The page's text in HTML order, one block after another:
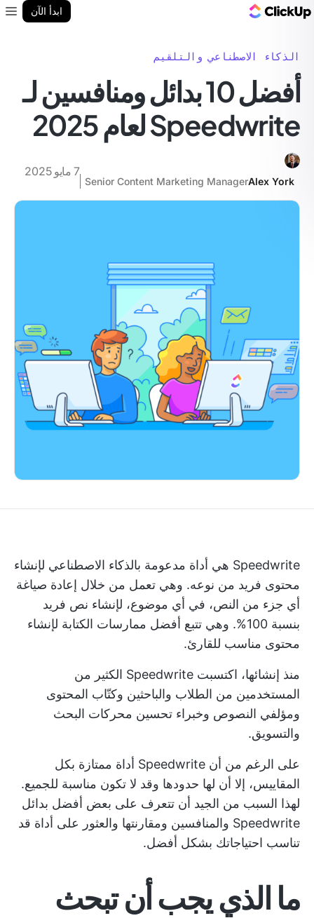
ابدأ الآن
الذكاء الاصطناعي والتلقيم
أفضل 10 بدائل ومنافسين لـ
Speedwrite لعام 2025
Alex York
Senior Content Marketing Manager
7 مايو 2025
Speedwrite هي أداة مدعومة بالذكاء الاصطناعي لإنشاء
محتوى فريد من نوعه. وهي تعمل من خلال إعادة صياغة
أي جزء من النص، في أي موضوع، لإنشاء نص فريد
بنسبة 100%. وهي تتبع أفضل ممارسات الكتابة لإنشاء
محتوى مناسب للقارئ.
منذ إنشائها، اكتسبت Speedwrite الكثير من
المستخدمين من الطلاب والباحثين وكتّاب المحتوى
ومؤلفي النصوص وخبراء تحسين محركات البحث
والتسويق.
على الرغم من أن Speedwrite أداة ممتازة بكل
المقاييس، إلا أن لها حدودها وقد لا تكون مناسبة للجميع.
لهذا السبب من الجيد أن تتعرف على بعض أفضل بدائل
Speedwrite والمنافسين ومقارنتها والعثور على أداة قد
تناسب احتياجاتك بشكل أفضل.
ما الذي يجب أن تبحث